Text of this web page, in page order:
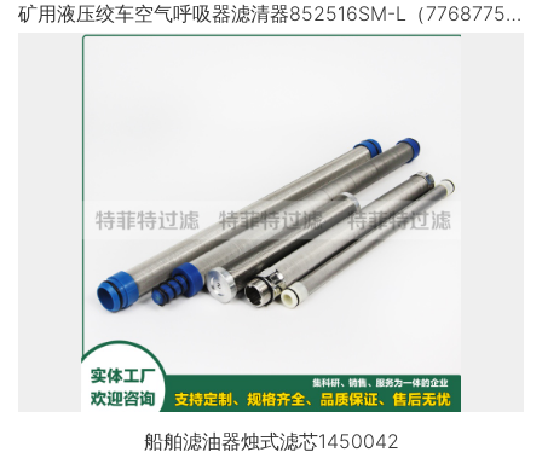
矿用液压绞车空气呼吸器滤清器852516SM-L（77687759）
船舶滤油器烛式滤芯1450042